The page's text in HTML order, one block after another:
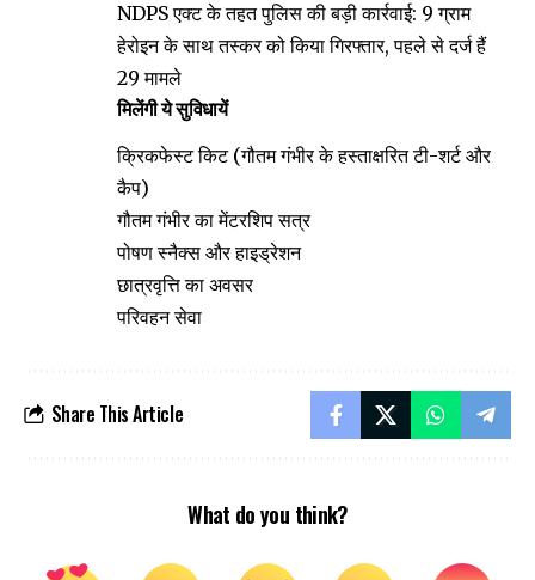
NDPS एक्ट के तहत पुलिस की बड़ी कार्रवाई: 9 ग्राम
हेरोइन के साथ तस्कर को किया गिरफ्तार, पहले से दर्ज हैं
29 मामले
मिलेंगी ये सुविधायें
क्रिकफेस्ट किट (गौतम गंभीर के हस्ताक्षरित टी-शर्ट और
कैप)
गौतम गंभीर का मेंटरशिप सत्र
पोषण स्नैक्स और हाइड्रेशन
छात्रवृत्ति का अवसर
परिवहन सेवा
Share This Article
What do you think?